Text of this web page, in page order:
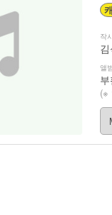
작
앨
(※